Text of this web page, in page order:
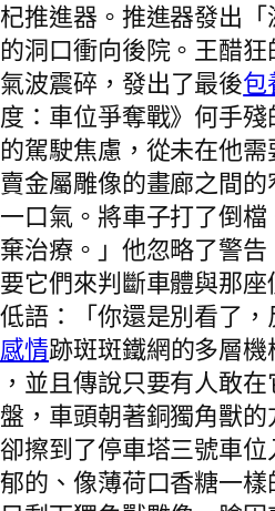
推進器。推進器發出
洞口衝向後院。王醋
波震碎，發出了最後包
：車位爭奪戰》何手
駕駛焦慮，從未在他
金屬雕像的畫廊之間
口氣。將車子打了倒
治療。」他忽略了警
它們來判斷車體與那
語：「你還是別看了
情跡斑斑鐵網的多層
並且傳說只要有人敢
，車頭朝著銅獨角獸
擦到了停車塔三號車
的、像薄荷口香糖一